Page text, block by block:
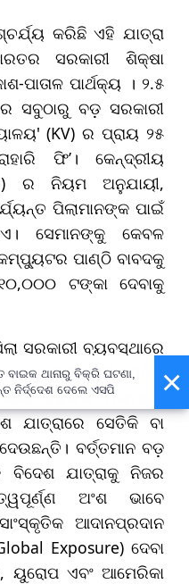
କରିଛି ଏହି ଯାତ୍ରା
ସରକାରୀ ଶିକ୍ଷା
ପାତାଳ ପାର୍ଥକ୍ୟ । ୨.୫
ସବୁଠାରୁ ବଡ଼ ସରକାରୀ
(KV) ର ପ୍ରାୟ ୨୫
ଫି’। କେନ୍ଦ୍ରୀୟ
ର ନିୟମ ଅନୁଯାୟୀ,
ପିଲାମାନଙ୍କ ପାଇଁ
ସେମାନଙ୍କୁ କେବଳ
ପାଣ୍ଠି ବାବଦକୁ
ଟଙ୍କା ଦେବାକୁ
ସରକାରୀ ବ୍ୟବସ୍ଥାରେ
କରିବା ପାଇଁ ଯେତିକି
ସ୍କୁଲର ପିଲାମାନେ
ଯାତ୍ରାରେ ସେତିକି ବା
ବର୍ତ୍ତମାନ ବଡ଼
ଯାତ୍ରାକୁ ନିଜର
ଅଂଶ ଭାବେ
ଆଦାନପ୍ରଦାନ
Exposure) ଦେବା
ୟୁରୋପ ଏବଂ ଆମେରିକା
×
ବାଇକ ଥାନାରୁ ବିକ୍ରି ଘଟଣା,
ନିର୍ଦ୍ଦେଶ ଦେଲେ ଏସପି